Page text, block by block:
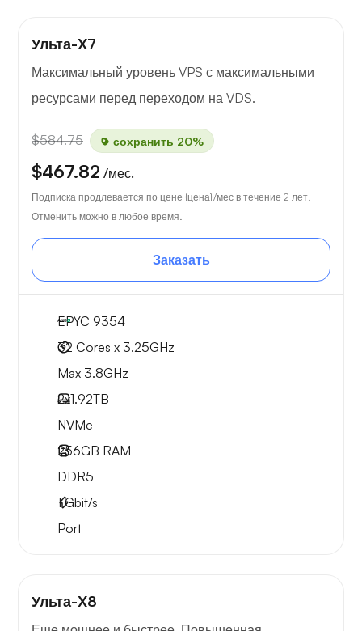
Ульта-X7
Максимальный уровень VPS с максимальными
ресурсами перед переходом на VDS.
$584.75 сохранить 20%
$467.82 /мес.
Подписка продлевается по цене {цена}/мес в течение 2 лет.
Отменить можно в любое время.
Заказать
EPYC 9354
32 Cores x 3.25GHz
Max 3.8GHz
2x1.92TB
NVMe
256GB RAM
DDR5
1Gbit/s
Port
Ульта-X8